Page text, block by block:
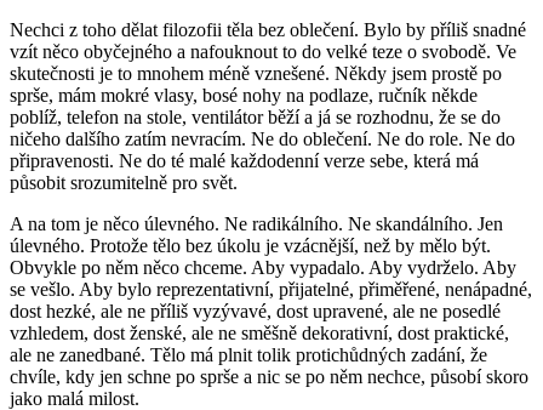
Nechci z toho dělat filozofii těla bez oblečení. Bylo by příliš snadné
vzít něco obyčejného a nafouknout to do velké teze o svobodě. Ve
skutečnosti je to mnohem méně vznešené. Někdy jsem prostě po
sprše, mám mokré vlasy, bosé nohy na podlaze, ručník někde
poblíž, telefon na stole, ventilátor běží a já se rozhodnu, že se do
ničeho dalšího zatím nevracím. Ne do oblečení. Ne do role. Ne do
připravenosti. Ne do té malé každodenní verze sebe, která má
působit srozumitelně pro svět.
A na tom je něco úlevného. Ne radikálního. Ne skandálního. Jen
úlevného. Protože tělo bez úkolu je vzácnější, než by mělo být.
Obvykle po něm něco chceme. Aby vypadalo. Aby vydrželo. Aby
se vešlo. Aby bylo reprezentativní, přijatelné, přiměřené, nenápadné,
dost hezké, ale ne příliš vyzývavé, dost upravené, ale ne posedlé
vzhledem, dost ženské, ale ne směšně dekorativní, dost praktické,
ale ne zanedbané. Tělo má plnit tolik protichůdných zadání, že
chvíle, kdy jen schne po sprše a nic se po něm nechce, působí skoro
jako malá milost.